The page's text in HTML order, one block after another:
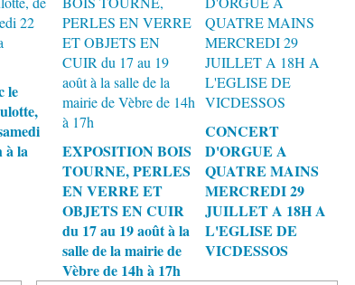
le
à la
EXPOSITION BOIS
TOURNE, PERLES
EN VERRE ET
OBJETS EN CUIR
du 17 au 19 août à la
salle de la mairie de
Vèbre de 14h à 17h
CONCERT
D'ORGUE A
QUATRE MAINS
MERCREDI 29
JUILLET A 18H A
L'EGLISE DE
VICDESSOS